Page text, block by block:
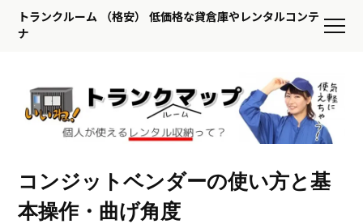
トランクルーム （格安） 低価格な貸倉庫やレンタルコンテ
ナ
コンジットベンダーの使い方と基
本操作・曲げ角度